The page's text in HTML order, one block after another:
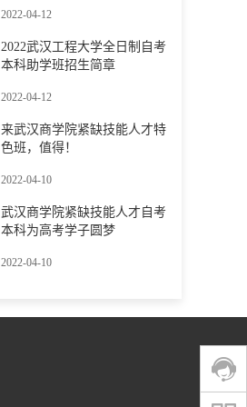
2022-04-12
2022武汉工程大学全日制自考
本科助学班招生简章
2022-04-12
来武汉商学院紧缺技能人才特
色班，值得！
2022-04-10
武汉商学院紧缺技能人才自考
本科为高考学子圆梦
2022-04-10